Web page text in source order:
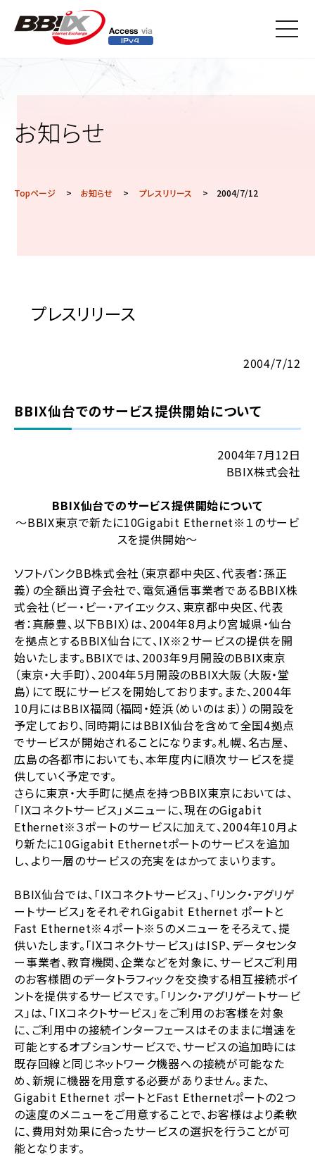
メニ
お知らせ
Topページ > お知らせ > プレスリリース > 2004/7/12
プレスリリース
2004/7/12
BBIX仙台でのサービス提供開始について
2004年7月12日
BBIX株式会社
BBIX仙台でのサービス提供開始について
～BBIX東京で新たに10Gigabit Ethernet※１のサービ
スを提供開始～
ソフトバンクBB株式会社（東京都中央区、代表者：孫正
義）の全額出資子会社で、電気通信事業者であるBBIX株
式会社（ビー・ビー・アイエックス、東京都中央区、代表
者：真藤豊、以下BBIX）は、2004年8月より宮城県・仙台
を拠点とするBBIX仙台にて、IX※２サービスの提供を開
始いたします。BBIXでは、2003年9月開設のBBIX東京
（東京・大手町）、2004年5月開設のBBIX大阪（大阪・堂
島）にて既にサービスを開始しております。また、2004年
10月にはBBIX福岡（福岡・姪浜（めいのはま））の開設を
予定しており、同時期にはBBIX仙台を含めて全国4拠点
でサービスが開始されることになります。札幌、名古屋、
広島の各都市においても、本年度内に順次サービスを提
供していく予定です。
さらに東京・大手町に拠点を持つBBIX東京においては、
「IXコネクトサービス」メニューに、現在のGigabit
Ethernet※３ポートのサービスに加えて、2004年10月よ
り新たに10Gigabit Ethernetポートのサービスを追加
し、より一層のサービスの充実をはかってまいります。
BBIX仙台では、「IXコネクトサービス」、「リンク・アグリゲ
ートサービス」をそれぞれGigabit Ethernet ポートと
Fast Ethernet※４ポート※５のメニューをそろえて、提
供いたします。「IXコネクトサービス」はISP、データセンタ
ー事業者、教育機関、企業などを対象に、サービスご利用
のお客様間のデータトラフィックを交換する相互接続ポイ
ントを提供するサービスです。「リンク・アグリゲートサービ
ス」は、「IXコネクトサービス」をご利用のお客様を対象
に、ご利用中の接続インターフェースはそのままに増速を
可能とするオプションサービスで、サービスの追加時には
既存回線と同じネットワーク機器への接続が可能なた
め、新規に機器を用意する必要がありません。また、
Gigabit Ethernet ポートとFast Ethernetポートの２つ
の速度のメニューをご用意することで、お客様はより柔軟
に、費用対効果に合ったサービスの選択を行うことが可
能となります。